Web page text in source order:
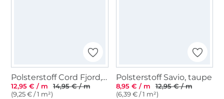
Polsterstoff Cord Fjord, terracotta
12,95 € / m
14,95 € / m
(9,25 € / 1 m²)
Polsterstoff Savio, taupe
8,95 € / m
12,95 € / m
(6,39 € / 1 m²)